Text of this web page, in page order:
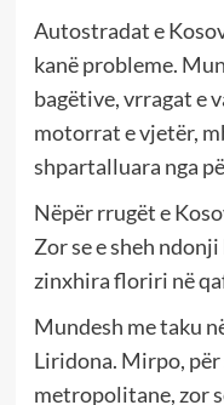
Autostradat e
kanë probleme.
bagëtive, vrragat e
motorrat e vjetër,
shpartalluara nga
Nëpër rrugët e
Zor se e sheh
zinxhira floriri në
Mundesh me taku
Liridona. Mirpo, për
metropolitane, zor